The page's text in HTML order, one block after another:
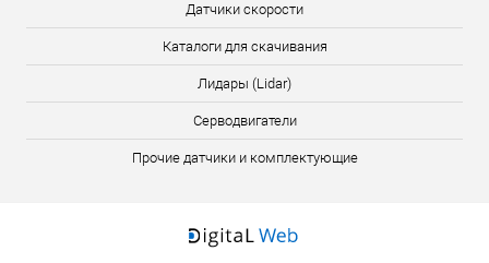
Датчики скорости
Каталоги для скачивания
Лидары (Lidar)
Серводвигатели
Прочие датчики и комплектующие